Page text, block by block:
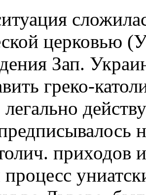
церковью
Зап.
греко-
легально